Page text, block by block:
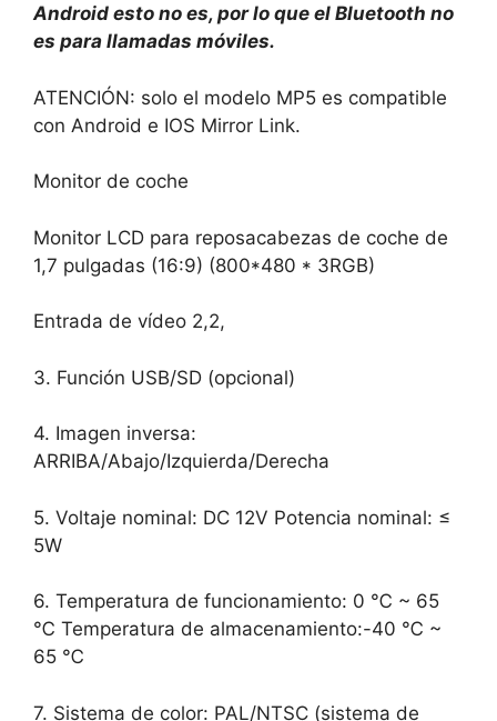
Android esto no es, por lo que el Bluetooth no
es para llamadas móviles.
ATENCIÓN: solo el modelo MP5 es compatible
con Android e IOS Mirror Link.
Monitor de coche
Monitor LCD para reposacabezas de coche de
1,7 pulgadas (16:9) (800*480 * 3RGB)
Entrada de vídeo 2,2,
3. Función USB/SD (opcional)
4. Imagen inversa:
ARRIBA/Abajo/Izquierda/Derecha
5. Voltaje nominal: DC 12V Potencia nominal: ≤
5W
6. Temperatura de funcionamiento: 0 ℃ ~ 65
℃ Temperatura de almacenamiento:-40 ℃ ~
65 ℃
7. Sistema de color: PAL/NTSC (sistema de